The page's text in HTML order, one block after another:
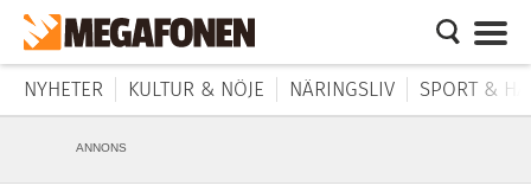
NYHETER KULTUR & NÖJE NÄRINGSLIV SPORT &
ANNONS